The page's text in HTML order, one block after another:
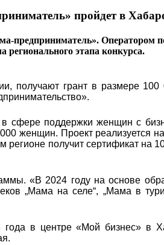
пройдет в
Оператором
регионального этапа конкурса.
получают грант в размере
сфере поддержки женщин с
женщин. Проект реализуется
получит сертификат на
«В 2024 году на основе
„Мама на селе“, „Мама в
в центре «Мой бизнес» в